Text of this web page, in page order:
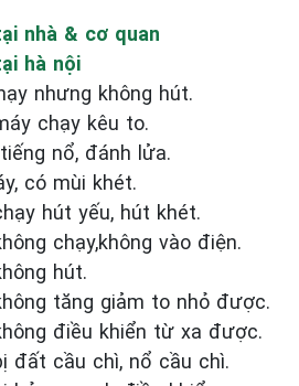
nhà & cơ quan
hà nội
nhưng không hút.
chạy kêu to.
nổ, đánh lửa.
có mùi khét.
hút yếu, hút khét.
chạy,không vào điện.
hút.
tăng giảm to nhỏ được.
điều khiển từ xa được.
đất cầu chì, nổ cầu chì.